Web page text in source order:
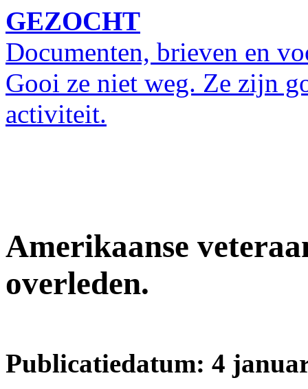
GEZOCHT
Documenten, brieven en
Gooi ze niet weg. Ze zijn
activiteit.
Amerikaanse
overleden.
Publicatiedatum: 4